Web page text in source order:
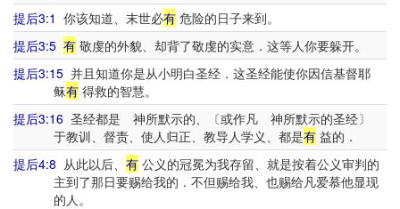
提后3:1 你该知道、末世必有 危险的日子来到。
提后3:5 有 敬虔的外貌、却背了敬虔的实意．这等人你要躲开。
提后3:15 并且知道你是从小明白圣经．这圣经能使你因信基督耶
稣有得救的智慧。
提后3:16 圣经都是 神所默示的、〔或作凡 神所默示的圣经〕
于教训、督责、使人归正、教导人学义、都是有益的．
提后4:8 从此以后、 有 公义的冠冕为我存留、就是按着公义审判的
主到了那日要赐给我的．不但赐给我、也赐给凡爱慕他显现
的人。